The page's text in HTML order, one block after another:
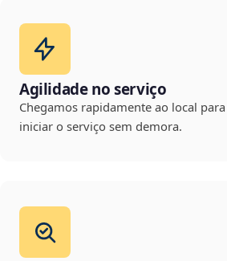
Agilidade no serviço
Chegamos rapidamente ao local
iniciar o serviço sem demora.